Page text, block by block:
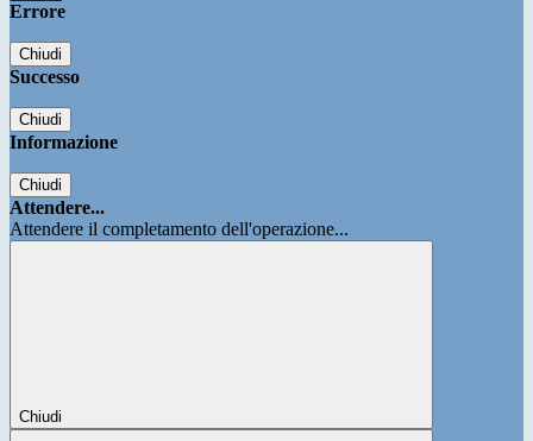
Errore
Chiudi
Successo
Chiudi
Informazione
Chiudi
Attendere...
Attendere il completamento dell'operazione...
Chiudi